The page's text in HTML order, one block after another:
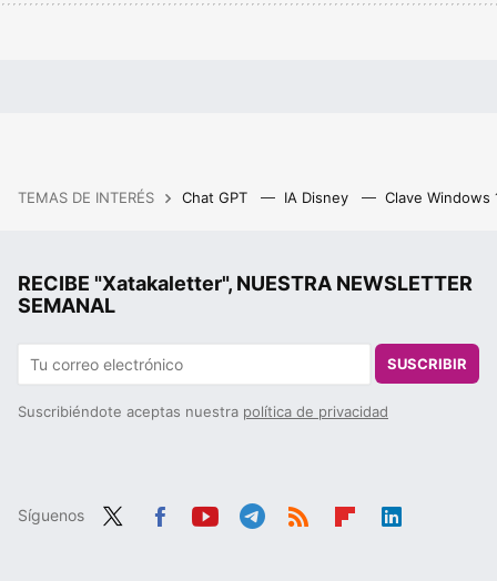
TEMAS DE INTERÉS Chat GPT IA Disney Clave Windows
RECIBE "Xatakaletter", NUESTRA NEWSLETTER
SEMANAL
SUSCRIBIR
Suscribiéndote aceptas nuestra política de privacidad
Síguenos